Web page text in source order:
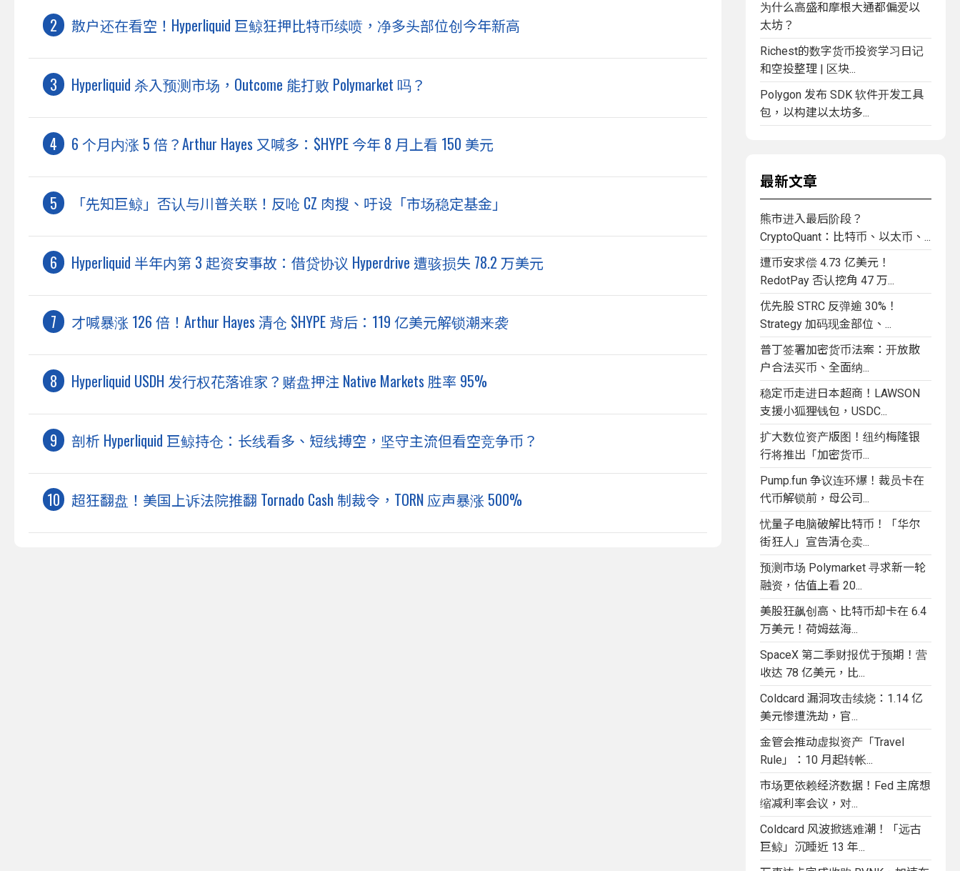
散户还在看空！Hyperliquid 巨鲸狂押比特币续喷，净多头部位创今年新高
Hyperliquid 杀入预测市场，Outcome 能打败 Polymarket 吗？
6 个月内涨 5 倍？Arthur Hayes 又喊多：$HYPE 今年 8 月上看 150 美元
「先知巨鲸」否认与川普关联！反呛 CZ 肉搜、吁设「市场稳定基金」
Hyperliquid 半年内第 3 起资安事故：借贷协议 Hyperdrive 遭骇损失 78.2 万美元
才喊暴涨 126 倍！Arthur Hayes 清仓 $HYPE 背后：119 亿美元解锁潮来袭
Hyperliquid USDH 发行权花落谁家？赌盘押注 Native Markets 胜率 95%
剖析 Hyperliquid 巨鲸持仓：长线看多、短线搏空，坚守主流但看空竞争币？
超狂翻盘！美国上诉法院推翻 Tornado Cash 制裁令，TORN 应声暴涨 500%
为什么高盛和摩根大通都偏爱以
太坊？
Richest的数字货币投资学习日记
和空投整理 | 区块...
Polygon 发布 SDK 软件开发工具
包，以构建以太坊多...
最新文章
熊市进入最后阶段？
CryptoQuant：比特币、以太币、...
遭币安求偿 4.73 亿美元！
RedotPay 否认挖角 47 万...
优先股 STRC 反弹逾 30%！
Strategy 加码现金部位、...
普丁签署加密货币法案：开放散
户合法买币、全面纳...
稳定币走进日本超商！LAWSON
支援小狐狸钱包，USDC...
扩大数位资产版图！纽约梅隆银
行将推出「加密货币...
Pump.fun 争议连环爆！裁员卡在
代币解锁前，母公司...
忧量子电脑破解比特币！「华尔
街狂人」宣告清仓卖...
预测市场 Polymarket 寻求新一轮
融资，估值上看 20...
美股狂飙创高、比特币却卡在 6.4
万美元！荷姆兹海...
SpaceX 第二季财报优于预期！营
收达 78 亿美元，比...
Coldcard 漏洞攻击续烧：1.14 亿
美元惨遭洗劫，官...
金管会推动虚拟资产「Travel
Rule」：10 月起转帐...
市场更依赖经济数据！Fed 主席想
缩减利率会议，对...
Coldcard 风波掀逃难潮！「远古
巨鲸」沉睡近 13 年...